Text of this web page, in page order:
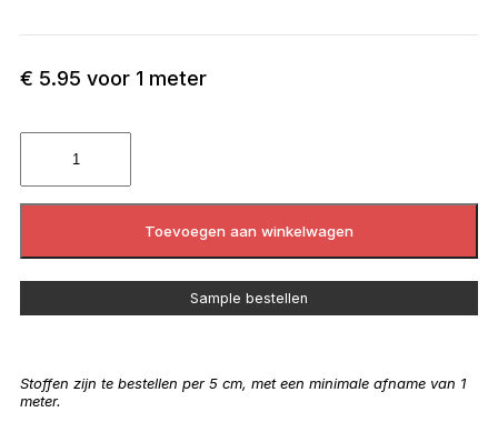
€ 5.95 voor 1 meter
Toevoegen aan winkelwagen
Sample bestellen
Stoffen zijn te bestellen per 5 cm, met een minimale afname van 1
meter.